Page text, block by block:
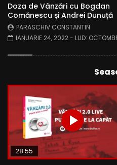
Doza de Vânzări cu Bogdan
Comănescu și Andrei Dunuță
PARASCHIV CONSTANTIN
IANUARIE 24, 2022- LUD:
Later
28:55